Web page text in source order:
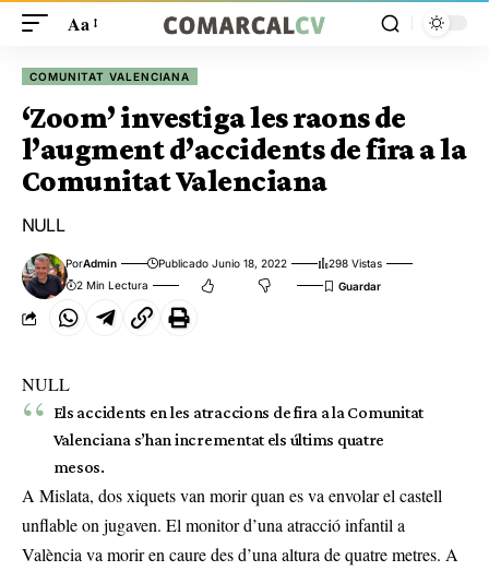
Aa
COMUNITAT VALENCIANA
‘Zoom’ investiga les raons de
l’augment d’accidents de fira a la
Comunitat Valenciana
NULL
PorAdmin Publicado Junio 18, 2022
298 Vistas
2 Min Lectura
NULL
Els accidents en les atraccions de fira a la Comunitat
Valenciana s’han incrementat els últims quatre
mesos.
A Mislata, dos xiquets van morir quan es va envolar el castell
unflable on jugaven. El monitor d’una atracció infantil a
València va morir en caure des d’una altura de quatre metres. A